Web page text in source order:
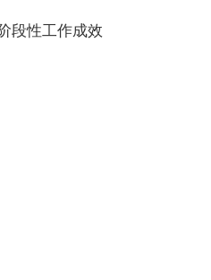
段性工作成效